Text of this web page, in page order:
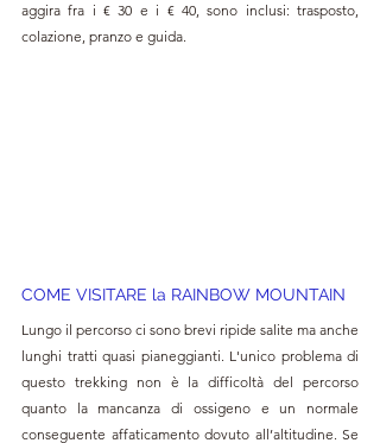
aggira fra i € 30 e i € 40, sono inclusi: trasposto,
colazione, pranzo e guida.
COME VISITARE la RAINBOW MOUNTAIN
Lungo il percorso ci sono brevi ripide salite ma anche
lunghi tratti quasi pianeggianti. L'unico problema di
questo trekking non è la difficoltà del percorso
quanto la mancanza di ossigeno e un normale
conseguente affaticamento dovuto all’altitudine. Se